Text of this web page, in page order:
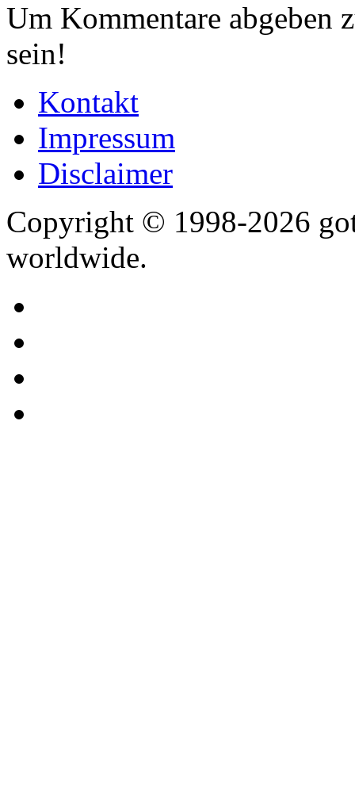
Um Kommentare abgeben
sein!
Kontakt
Impressum
Disclaimer
Copyright © 1998-2026
worldwide.